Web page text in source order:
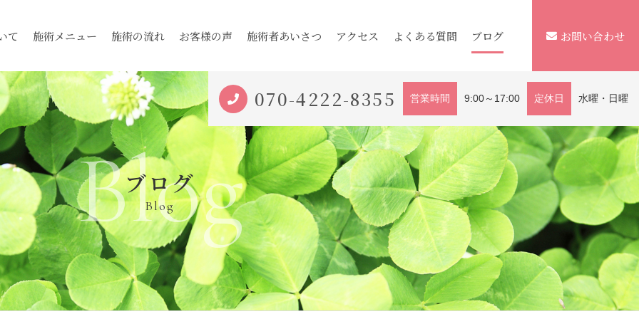
て 施術メニュー 施術の流れ お客様の声 施術者あいさつ アクセス よくある質問 ブログ お問い合わせ
ブログ
Blog
Blog
070-4222-8355 営業時間 9:00～17:00 定休日 水曜・日曜